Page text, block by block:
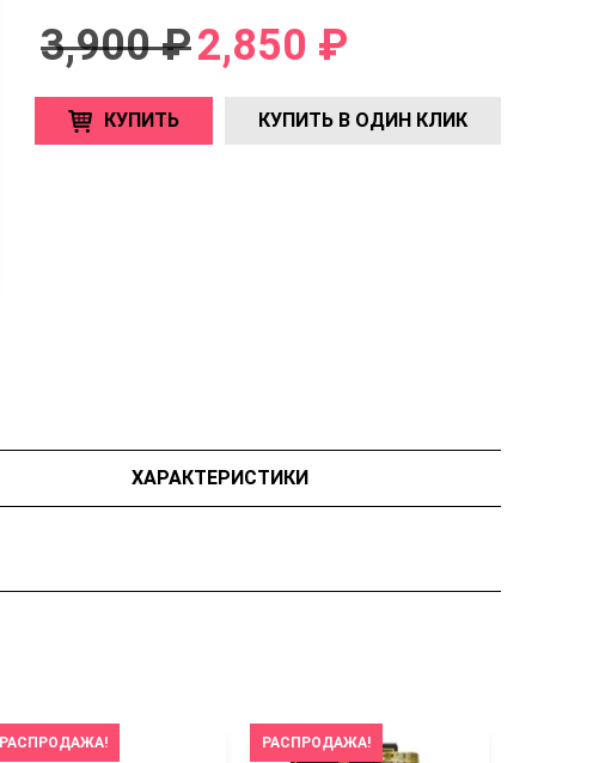
3,900 ₽2,850 ₽
КУПИТЬ КУПИТЬ В ОДИН КЛИК
ХАРАКТЕРИСТИКИ
РАСПРОДАЖА! РАСПРОДАЖА!